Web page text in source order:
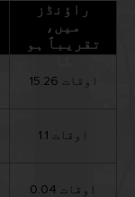
راؤنڈز
میں،
تقریباً ہو
15.26 اوقات
1.1 اوقات
0.04 اوقات